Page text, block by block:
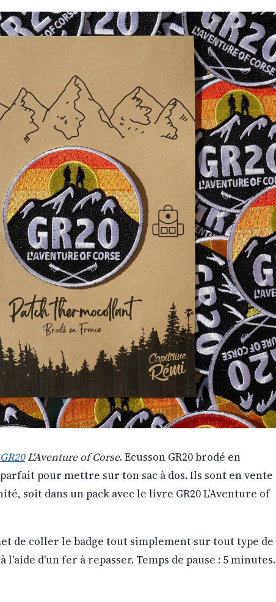
GR20L'Aventure of Corse. Ecusson GR20 brodé en
pour mettre sur ton sac à dos. Ils sont en vente
soit dans un pack avec le livre GR20 L'Aventure of
de coller le badge tout simplement sur tout type de
d'un fer à repasser. Temps de pause : 5 minutes.